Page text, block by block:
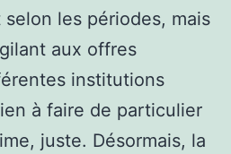
les périodes, mais
aux offres
institutions
à faire de particulier
juste. Désormais, la